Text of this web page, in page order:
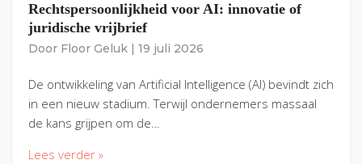
Rechtspersoonlijkheid voor AI: innovatie of
juridische vrijbrief
Door Floor Geluk 19 juli 2026
De ontwikkeling van Artificial Intelligence (AI) bevindt zich
in een nieuw stadium. Terwijl ondernemers massaal
de kans grijpen om de…
Lees verder »